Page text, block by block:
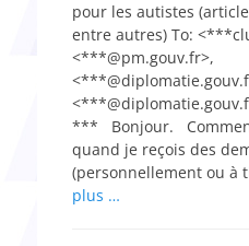
pour les autistes (article
entre autres) To:
<***@pm.gouv.fr>,
*** Bonjour.
quand je reçois des
(personnellement ou à
plus …